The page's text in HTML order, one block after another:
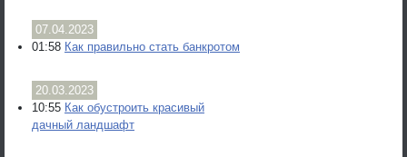
07.04.2023
01:58 Как правильно стать банкротом
20.03.2023
10:55 Как обустроить красивый
дачный ландшафт